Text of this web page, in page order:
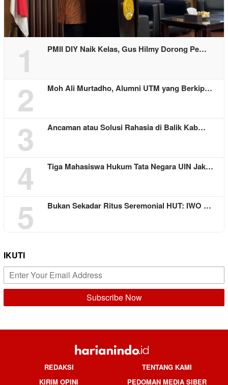
1 PMII DIY Naik Kelas, Gus Hilmy Dorong Pe…
2 Moh Ali Murtadho, Alumni UTM yang Berkip…
3 Ancaman atau Solusi Rahasia di Balik Kab…
4 Tiga Mahasiswa Hukum Tata Negara UIN Jak…
5 Bukan Sekadar Ritus Seremonial HUT: IWO …
IKUTI
REDAKSI
TENTANG KAMI
KIRIM OPINI
PEDOMAN MEDIA SIBER